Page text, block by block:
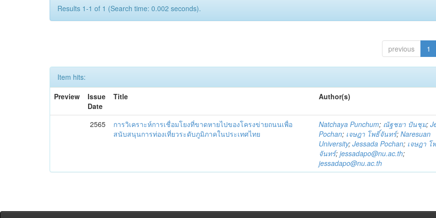
Results 1-1 of 1 (Search time: 0.002 seconds).
previous 1
Item hits:
Preview
Issue
Date
Title Author(s)
2565
การวิเคราะห์การเชื่อมโยงที่ขาดหายไปของโครงข่ายถนนเพื่อ
สนับสนุนการท่องเที่ยวระดับภูมิภาคในประเทศไทย
Natchaya Punchum; ณัฐชยา ปันชุม;
Pochan; เจษฎา โพธิ์จันทร์;Naresuan
University;Jessada Pochan; เจษฎา โ
จันทร์;jessadapo@nu.ac.th;
jessadapo@nu.ac.th